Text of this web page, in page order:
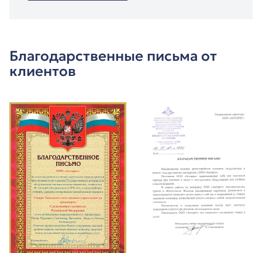
Благодарственные письма от
клиентов